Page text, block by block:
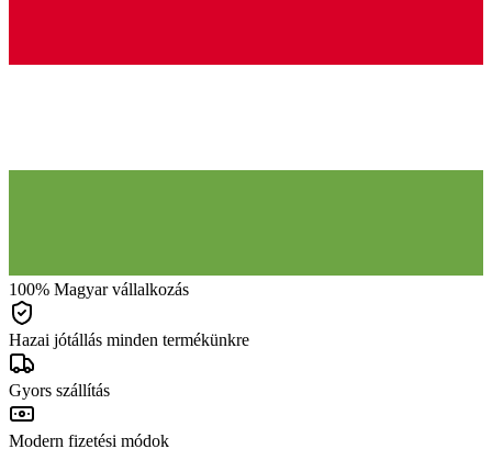
100% Magyar vállalkozás
Hazai jótállás minden termékünkre
Gyors szállítás
Modern fizetési módok